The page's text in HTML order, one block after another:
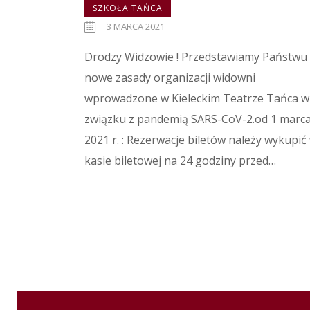
SZKOŁA TAŃCA
3 MARCA 2021
Drodzy Widzowie ! Przedstawiamy Państwu
nowe zasady organizacji widowni
wprowadzone w Kieleckim Teatrze Tańca w
związku z pandemią SARS-CoV-2.od 1
2021 r. : Rezerwacje biletów należy wykupić
kasie biletowej na 24 godziny przed…